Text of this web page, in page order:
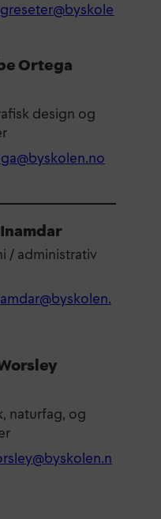
Ortega
design og
/ administrativ
naturfag, og